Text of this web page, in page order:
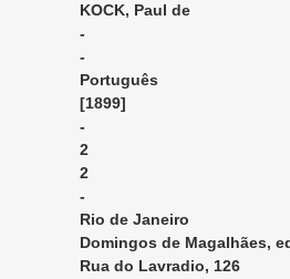
KOCK, Paul de
-
-
Português
[1899]
-
2
2
-
Rio de Janeiro
Domingos de Magalhães,
Rua do Lavradio, 126